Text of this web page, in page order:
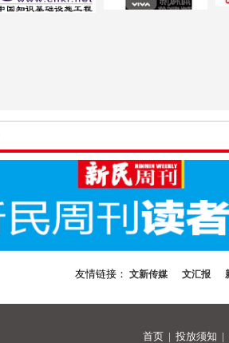
友情链接： 文新传媒 文汇报
首页 | 投放须知 |